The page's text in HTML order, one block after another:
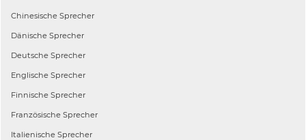
Chinesische Sprecher
Dänische Sprecher
Deutsche Sprecher
Englische Sprecher
Finnische Sprecher
Französische Sprecher
Italienische Sprecher